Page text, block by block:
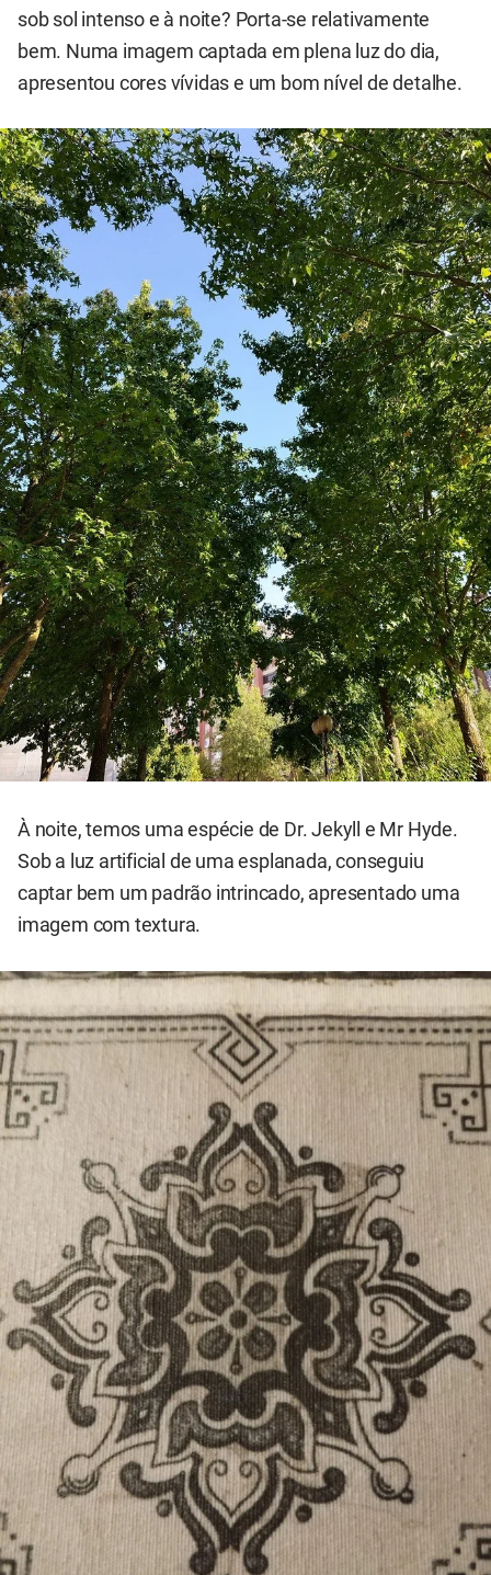
sob sol intenso e à noite? Porta-se relativamente
bem. Numa imagem captada em plena luz do dia,
apresentou cores vívidas e um bom nível de detalhe.
À noite, temos uma espécie de Dr. Jekyll e Mr Hyde.
Sob a luz artificial de uma esplanada, conseguiu
captar bem um padrão intrincado, apresentado uma
imagem com textura.